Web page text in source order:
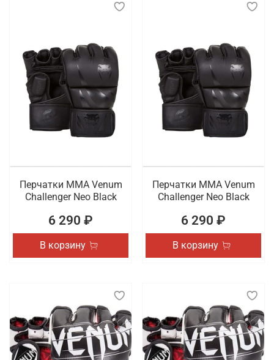
Перчатки ММА Venum
Challenger Neo Black
6 290 ₽
В корзину
Перчатки ММА Venum
Challenger Neo Black
6 290 ₽
В корзину